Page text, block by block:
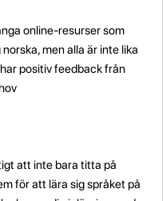
online-resurser som
men alla är inte lika
positiv feedback från
att inte bara titta på
för att lära sig språket på